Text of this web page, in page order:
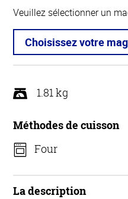
Veuillez sélectionner un
Choisissez votre
1.81 kg
Méthodes de cuisson
Four
La description